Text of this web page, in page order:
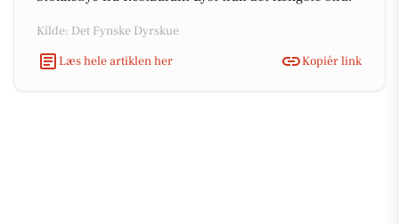
Kilde: Det Fynske Dyrskue
Læs hele artiklen her
Kopiér link